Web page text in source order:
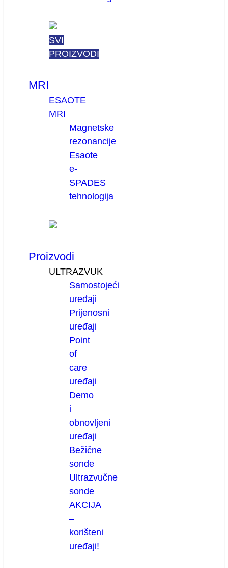
SVI
PROIZVODI
MRI
ESAOTE
MRI
Magnetske
rezonancije
Esaote
e-
SPADES
tehnologija
Proizvodi
ULTRAZVUK
Samostojeći
uređaji
Prijenosni
uređaji
Point
of
care
uređaji
Demo
i
obnovljeni
uređaji
Bežične
sonde
Ultrazvučne
sonde
AKCIJA
–
korišteni
uređaji!